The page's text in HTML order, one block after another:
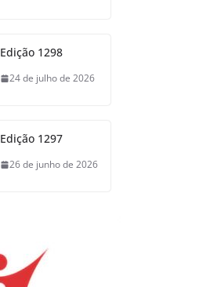
Edição 1298
24 de julho de 2026
Edição 1297
26 de junho de 2026